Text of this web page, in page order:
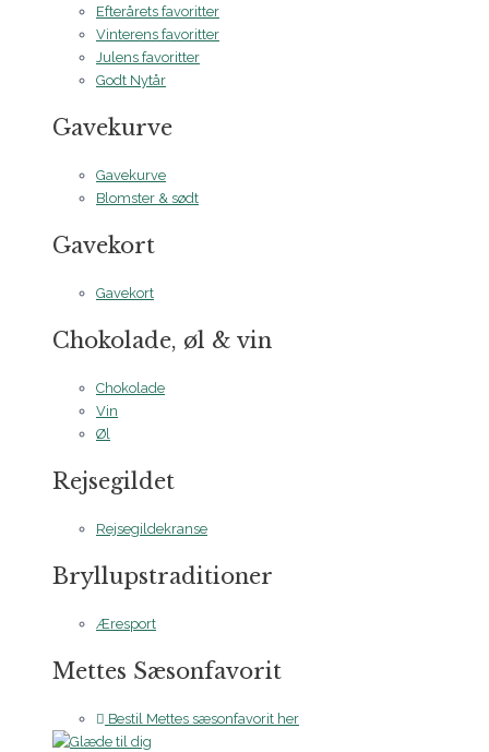
Efterårets favoritter
Vinterens favoritter
Julens favoritter
Godt Nytår
Gavekurve
Gavekurve
Blomster & sødt
Gavekort
Gavekort
Chokolade, øl & vin
Chokolade
Vin
Øl
Rejsegildet
Rejsegildekranse
Bryllupstraditioner
Æresport
Mettes Sæsonfavorit
Bestil Mettes sæsonfavorit her